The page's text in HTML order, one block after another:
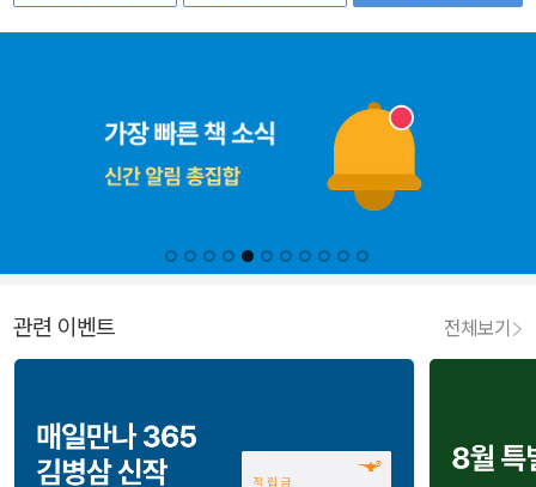
관련 이벤트 전체보기